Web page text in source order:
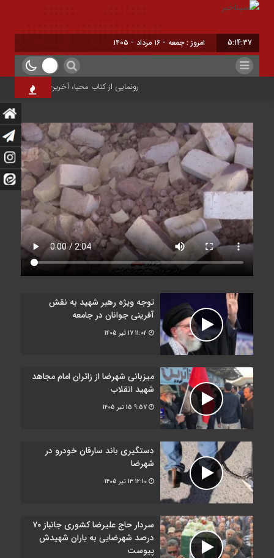
5:14:38 امروز : جمعه - ۱۶ مرداد - ۱۴۰۵
رونمایی از کتاب محیا، آخرین اثر نویسنده
توجه ویژه رهبر شهید به نقش
آفرینی جوانان در جامعه
17 تیر 1405
میزبانی شهرضا از زائران امام مجاهد
شهید انقلاب
15 تیر 1405
دستگیری باند سارقان خودرو در
شهرضا
13 تیر 1405
سردار حاج علیرضا کشوری جانباز ۷۰
درصد شهرضایی به یاران شهیدش
پیوست